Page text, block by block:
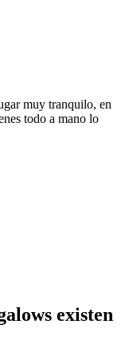
muy tranquilo, en
todo a mano lo
existen